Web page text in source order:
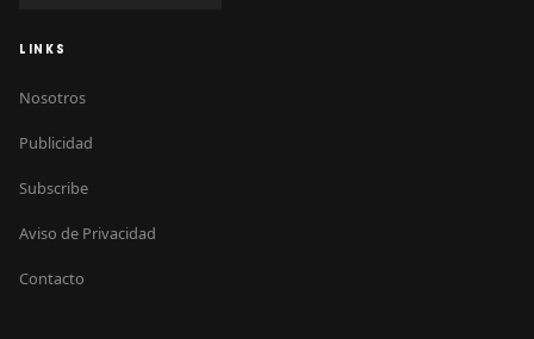
LINKS
Nosotros
Publicidad
Subscribe
Aviso de Privacidad
Contacto